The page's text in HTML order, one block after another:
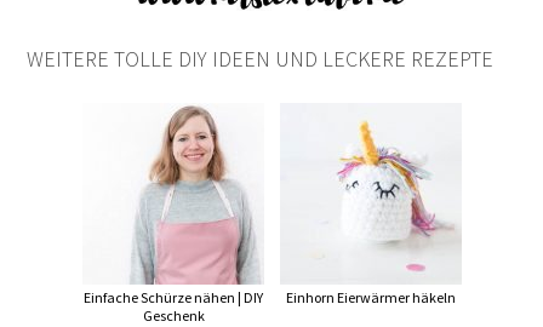
WEITERE TOLLE DIY IDEEN UND LECKERE REZEPTE
Einfache Schürze nähen | DIY
Geschenk
Einhorn Eierwärmer häkeln